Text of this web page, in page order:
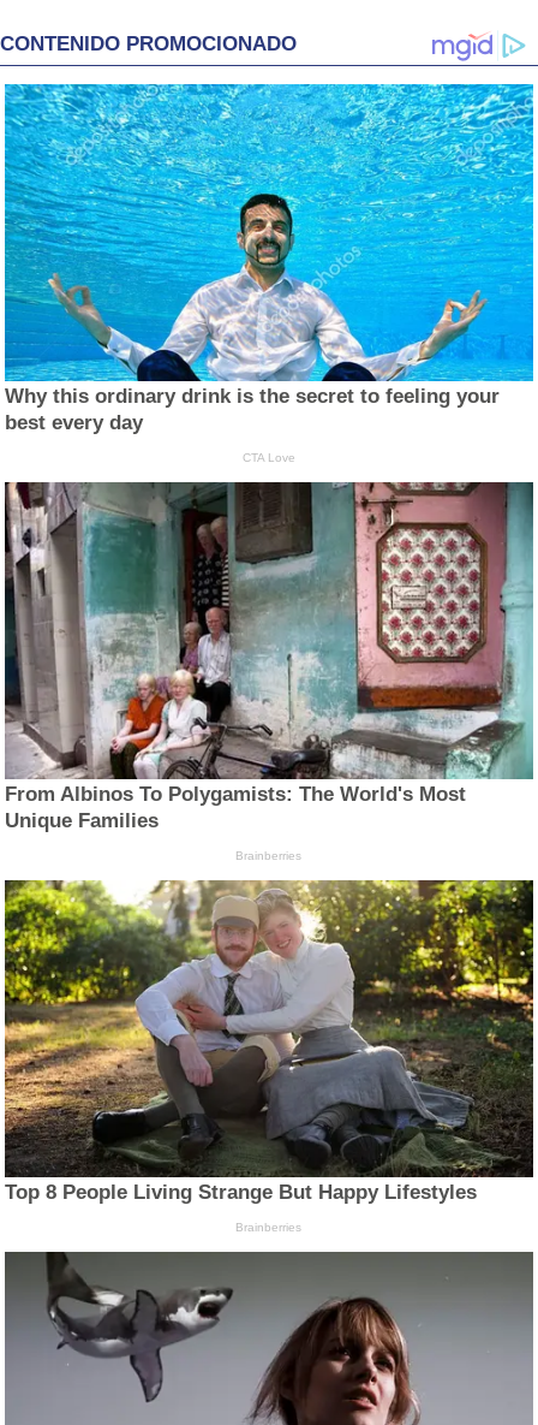
CONTENIDO PROMOCIONADO
Why this ordinary drink is the secret to feeling your
best every day
CTA Love
From Albinos To Polygamists: The World's Most
Unique Families
Brainberries
Top 8 People Living Strange But Happy Lifestyles
Brainberries